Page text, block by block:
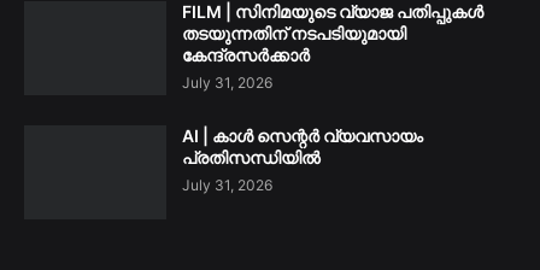
FILM | സിനിമയുടെ വ്യാജ പതിപ്പുകൾ
തടയുന്നതിന് നടപടിയുമായി
കേന്ദ്രസർക്കാർ
July 31, 2026
AI | കാൾ സെന്റർ വ്യവസായം
പ്രതിസന്ധിയിൽ
July 31, 2026